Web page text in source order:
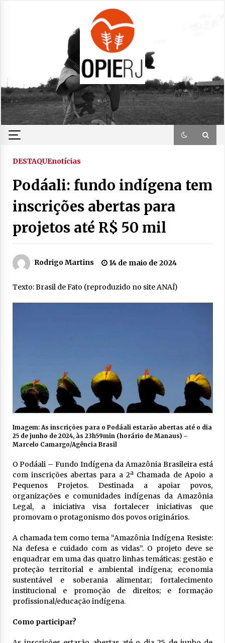
DESTAQUEnotícias
Podáali: fundo indígena tem
inscrições abertas para
projetos até R$ 50 mil
Rodrigo Martins 14 de maio de 2024
Texto: Brasil de Fato (reproduzido no site ANAÍ)
Imagem: As inscrições para o Podáali estarão abertas até o dia
25 de junho de 2024, às 23h59min (horário de Manaus) –
Marcelo Camargo/Agência Brasil
O Podáali – Fundo Indígena da Amazônia Brasileira está
com inscrições abertas para a 2ª Chamada de Apoio a
Pequenos Projetos. Destinada a apoiar povos,
organizações e comunidades indígenas da Amazônia
Legal, a iniciativa visa fortalecer iniciativas que
promovam o protagonismo dos povos originários.
A chamada tem como tema “Amazônia Indígena Resiste:
Na defesa e cuidado com as vidas”. O projeto deve se
enquadrar em uma das quatro linhas temáticas: gestão e
proteção territorial e ambiental indígena; economia
sustentável e soberania alimentar; fortalecimento
institucional e promoção de direitos; e formação
profissional/educação indígena.
Como participar?